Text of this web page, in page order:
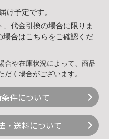
け予定です。
代金引換の場合に限りま
場合はこちら をご確認くだ
合や在庫状況によって、商品
だく場合がございます。
件について
・送料について